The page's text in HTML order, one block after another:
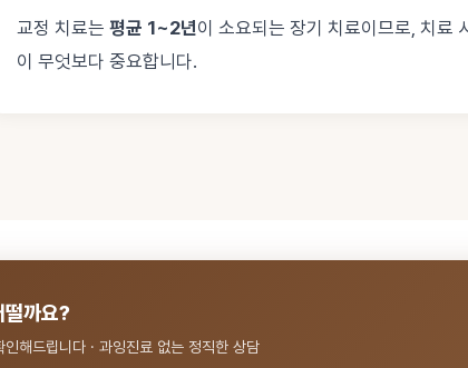
교정 치료는 평균 1~2년이 소요되는 장기 치료이므로, 치료
이 무엇보다 중요합니다.
떨까요?
해드립니다 · 과잉진료 없는 정직한 상담